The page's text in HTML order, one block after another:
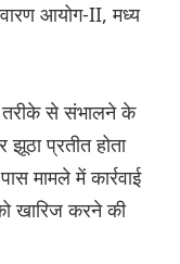
आयोग-II, मध्य
तरीके से संभालने के
प्रतीत होता
मामले में कार्रवाई
खारिज करने की